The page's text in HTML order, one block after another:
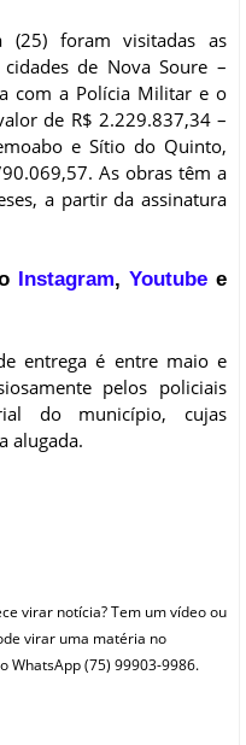
(25) foram visitadas as
de Nova Soure –
com a Polícia Militar e o
de R$ 2.229.837,34 –
e Sítio do Quinto,
As obras têm a
a partir da assinatura
Instagram,Youtube e
entrega é entre maio e
pelos policiais
do município, cujas
alugada.
virar notícia? Tem um vídeo ou
virar uma matéria no
WhatsApp (75) 99903-9986.